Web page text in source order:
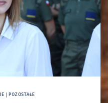
|POZOSTAŁE